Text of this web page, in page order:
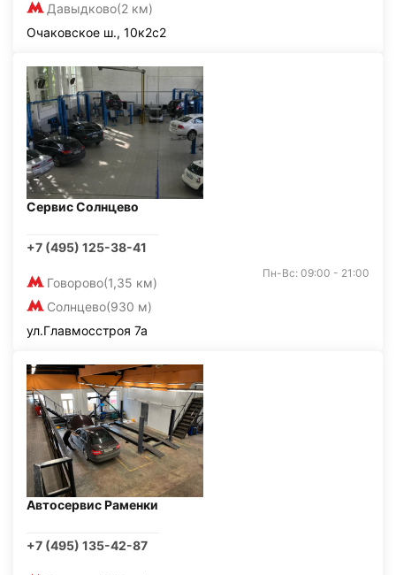
Давыдково(2 км)
Очаковское ш., 10к2с2
Сервис Солнцево
+7 (495) 125-38-41
Говорово(1,35 км)
Солнцево(930 м)
Пн-Вс: 09:00 - 21:00
ул.Главмосстроя 7а
Автосервис Раменки
+7 (495) 135-42-87